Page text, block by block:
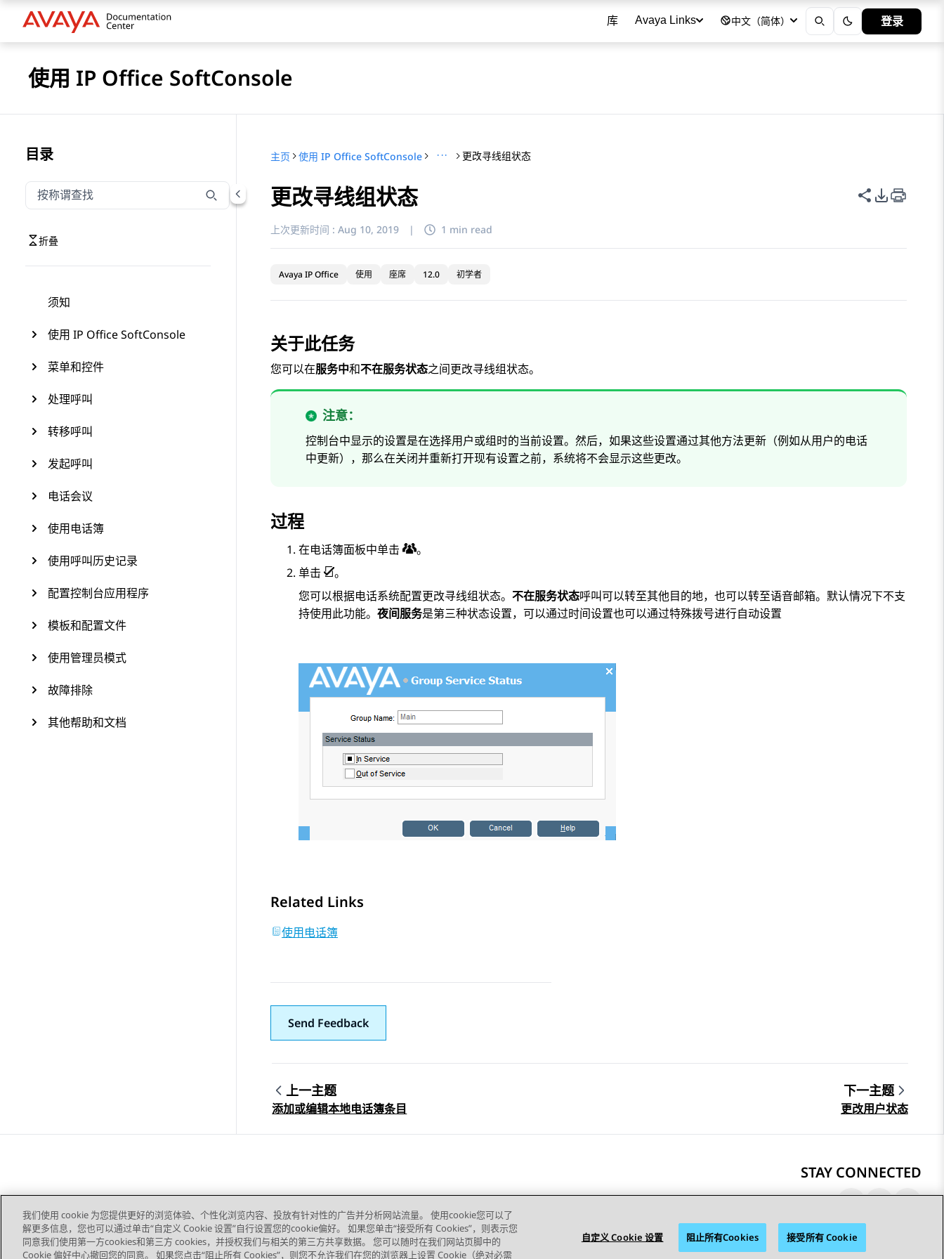
库 Avaya Links 中文（简体） 登录
使用 IP Office SoftConsole
目录
按称谓筛选导航
输入内容以按称谓筛选导航项
折叠
须知
使用 IP Office SoftConsole
菜单和控件
处理呼叫
转移呼叫
发起呼叫
电话会议
使用电话簿
使用呼叫历史记录
配置控制台应用程序
模板和配置文件
使用管理员模式
故障排除
其他帮助和文档
主页 使用 IP Office SoftConsole ··· 更改寻线组状态
更改寻线组状态 共享此页面
PDF 导出
上次更新时间 : Aug 10, 2019 | 1 min read
Avaya IP Office 使用 座席 12.0 初学者
关于此任务
您可以在服务中和不在服务状态之间更改寻线组状态。
注意：
控制台中显示的设置是在选择用户或组时的当前设置。然后，如果这些设置通过其他方法更新（例如从用户的电话
中更新），那么在关闭并重新打开现有设置之前，系统将不会显示这些更改。
过程
在电话簿面板中单击
。
单击
。
您可以根据电话系统配置更改寻线组状态。 不在服务状态呼叫可以转至其他目的地，也可以转至语音邮箱。默认情况下不支
持使用此功能。 夜间服务是第三种状态设置，可以通过时间设置也可以通过特殊拨号进行自动设置
Related Links
使用电话簿
Send Feedback
Topic navigation
上一主题
添加或编辑本地电话簿条目
下一主题
更改用户状态
STAY CONNECTED
站点地图 使用条款 隐私 Cookie 政策 © 2026 Avaya LLC
我们使用 cookie 为您提供更好的浏览体验、个性化浏览内容、投放有针对性的广告并分析网站流量。 使用cookie您可以了
解更多信息，您也可以通过单击“自定义 Cookie 设置”自行设置您的cookie偏好。 如果您单击“接受所有 Cookies”，则表示您
同意我们使用第一方cookies和第三方 cookies，并授权我们与相关的第三方共享数据。 您可以随时在我们网站页脚中的
Cookie 偏好中心撤回您的同意。 如果您点击“阻止所有 Cookies”，则您不允许我们在您的浏览器上设置 Cookie（绝对必需
自定义 Cookie 设置 阻止所有Cookies 接受所有 Cookie